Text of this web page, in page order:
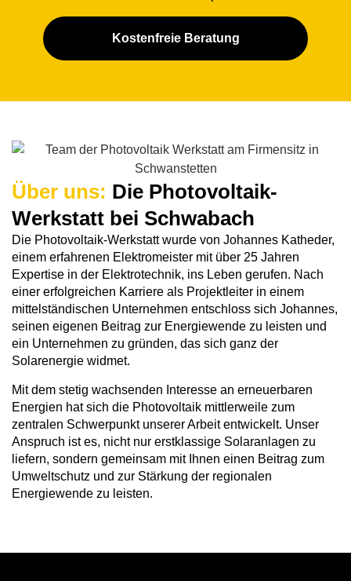
Kostenfreie Beratung
Über uns: Die Photovoltaik-
Werkstatt bei Schwabach
Die Photovoltaik-Werkstatt wurde von Johannes Katheder,
einem erfahrenen Elektromeister mit über 25 Jahren
Expertise in der Elektrotechnik, ins Leben gerufen. Nach
einer erfolgreichen Karriere als Projektleiter in einem
mittelständischen Unternehmen entschloss sich Johannes,
seinen eigenen Beitrag zur Energiewende zu leisten und
ein Unternehmen zu gründen, das sich ganz der
Solarenergie widmet.
Mit dem stetig wachsenden Interesse an erneuerbaren
Energien hat sich die Photovoltaik mittlerweile zum
zentralen Schwerpunkt unserer Arbeit entwickelt. Unser
Anspruch ist es, nicht nur erstklassige Solaranlagen zu
liefern, sondern gemeinsam mit Ihnen einen Beitrag zum
Umweltschutz und zur Stärkung der regionalen
Energiewende zu leisten.